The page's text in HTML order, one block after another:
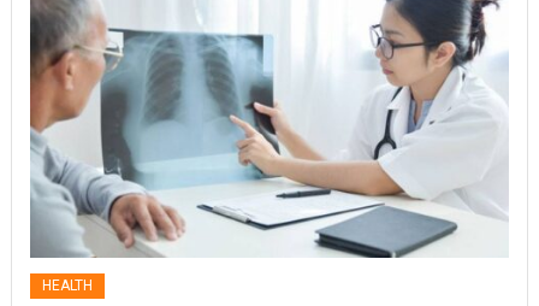
HEALTH